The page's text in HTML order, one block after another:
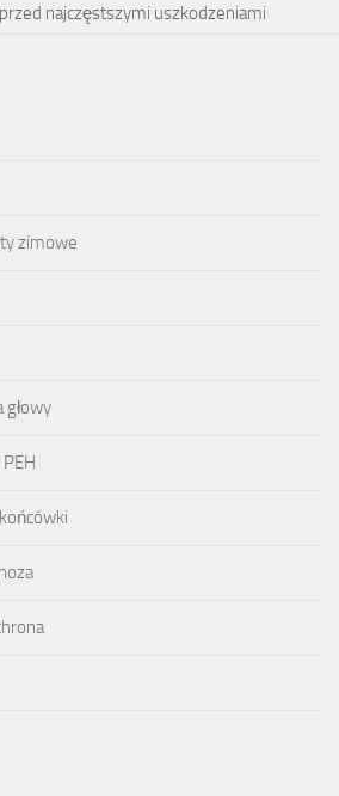
najczęstszymi uszkodzeniami
zimowe
głowy